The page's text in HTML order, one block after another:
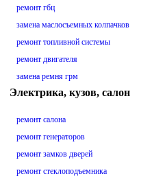
ремонт гбц
замена маслосъемных колпачков
ремонт топливной системы
ремонт двигателя
замена ремня грм
Электрика, кузов, салон
ремонт салона
ремонт генераторов
ремонт замков дверей
ремонт стеклоподъемника